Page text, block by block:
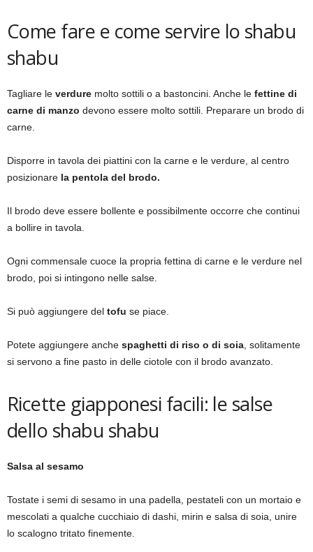
Come fare e come servire lo shabu
shabu
Tagliare le verdure molto sottili o a bastoncini. Anche le fettine di
carne di manzo devono essere molto sottili. Preparare un brodo di
carne.
Disporre in tavola dei piattini con la carne e le verdure, al centro
posizionare la pentola del brodo.
Il brodo deve essere bollente e possibilmente occorre che continui
a bollire in tavola.
Ogni commensale cuoce la propria fettina di carne e le verdure nel
brodo, poi si intingono nelle salse.
Si può aggiungere del tofu se piace.
Potete aggiungere anche spaghetti di riso o di soia , solitamente
si servono a fine pasto in delle ciotole con il brodo avanzato.
Ricette giapponesi facili: le salse
dello shabu shabu
Salsa al sesamo
Tostate i semi di sesamo in una padella, pestateli con un mortaio e
mescolati a qualche cucchiaio di dashi, mirin e salsa di soia, unire
lo scalogno tritato finemente.